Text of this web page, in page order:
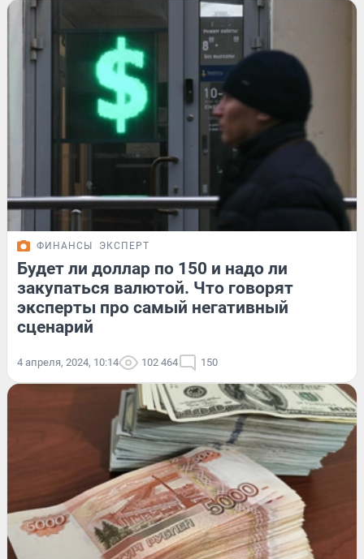
ФИНАНСЫ ЭКСПЕРТ
Будет ли доллар по 150 и надо ли
закупаться валютой. Что говорят
эксперты про самый негативный
сценарий
4 апреля, 2024, 10:14 102 464 150